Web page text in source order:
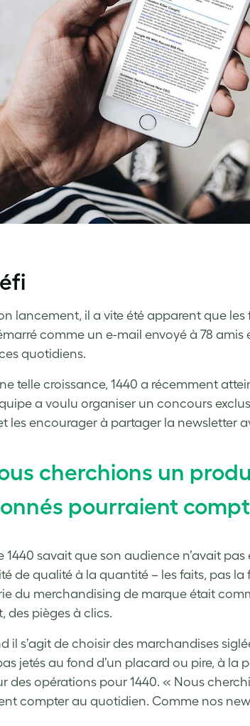
lancement, il a vite été apparent que
comme un e-mail envoyé à 78
quotidiens.
telle croissance, 1440 a récemment
a voulu organiser un concours
les encourager à partager la newsletter
cherchions un
pourraient
1440 savait que son audience n’avait
de qualité à la quantité – les faits, pas
du merchandising de marque était
des pièges à clics.
il s’agit de choisir des marchandises
jetés au fond d’un placard ou pire, à
des opérations pour 1440. « Nous
compter au quotidien. Comme nos